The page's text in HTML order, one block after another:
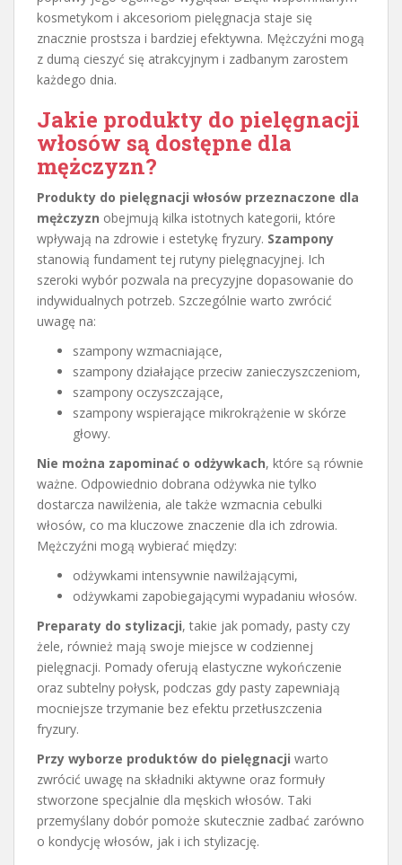
kosmetykom i akcesoriom pielęgnacja staje się
znacznie prostsza i bardziej efektywna. Mężczyźni mogą
z dumą cieszyć się atrakcyjnym i zadbanym zarostem
każdego dnia.
Jakie produkty do pielęgnacji
włosów są dostępne dla
mężczyzn?
Produkty do pielęgnacji włosów przeznaczone dla
mężczyzn obejmują kilka istotnych kategorii, które
wpływają na zdrowie i estetykę fryzury. Szampony
stanowią fundament tej rutyny pielęgnacyjnej. Ich
szeroki wybór pozwala na precyzyjne dopasowanie do
indywidualnych potrzeb. Szczególnie warto zwrócić
uwagę na:
szampony wzmacniające,
szampony działające przeciw zanieczyszczeniom,
szampony oczyszczające,
szampony wspierające mikrokrążenie w skórze
głowy.
Nie można zapominać o odżywkach, które są równie
ważne. Odpowiednio dobrana odżywka nie tylko
dostarcza nawilżenia, ale także wzmacnia cebulki
włosów, co ma kluczowe znaczenie dla ich zdrowia.
Mężczyźni mogą wybierać między:
odżywkami intensywnie nawilżającymi,
odżywkami zapobiegającymi wypadaniu włosów.
Preparaty do stylizacji, takie jak pomady, pasty czy
żele, również mają swoje miejsce w codziennej
pielęgnacji. Pomady oferują elastyczne wykończenie
oraz subtelny połysk, podczas gdy pasty zapewniają
mocniejsze trzymanie bez efektu przetłuszczenia
fryzury.
Przy wyborze produktów do pielęgnacji warto
zwrócić uwagę na składniki aktywne oraz formuły
stworzone specjalnie dla męskich włosów. Taki
przemyślany dobór pomoże skutecznie zadbać zarówno
o kondycję włosów, jak i ich stylizację.